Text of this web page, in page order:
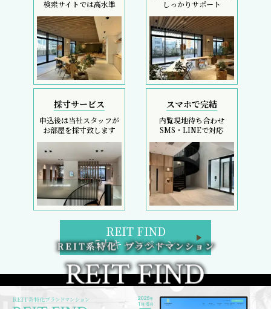
検索サイトでは高水準
しっかりサポート
採寸サービス
申込後は当社スタッフが
お部屋を採寸致します
スマホで完結
内覧現地待ち合わせ
SMS・LINEで対応
REIT FIND
5大キャンペーン